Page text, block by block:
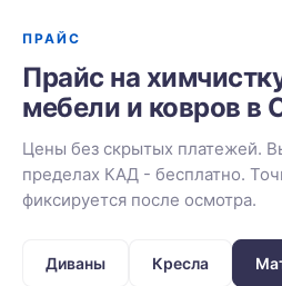
ПРАЙС
Прайс на
мебели и ковров в
Цены без скрытых платежей.
пределах КАД - бесплатно.
фиксируется после осмотра.
Диваны Кресла